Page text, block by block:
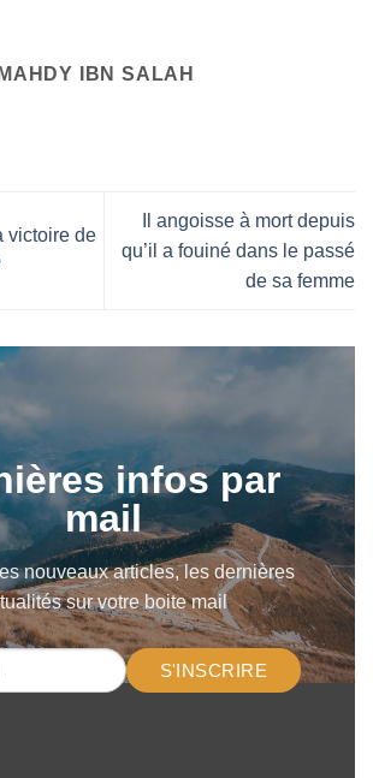
MAHDY IBN SALAH
victoire de
Il angoisse à mort depuis
qu’il a fouiné dans le passé
de sa femme
infos par
mail
nouveaux articles, les dernières
sur votre boite mail
S'INSCRIRE